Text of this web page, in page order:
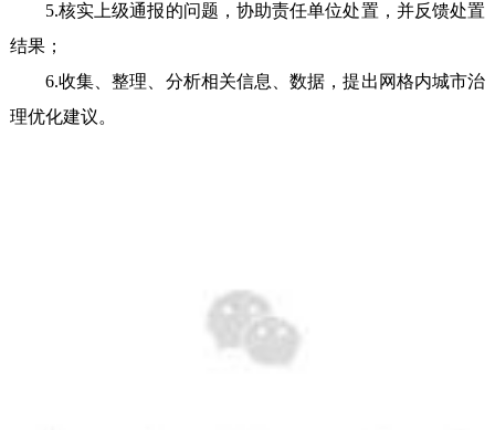
5.核实上级通报的问题，协助责任单位处置，并反馈处置
结果；
6.收集、整理、分析相关信息、数据，提出网格内城市治
理优化建议。